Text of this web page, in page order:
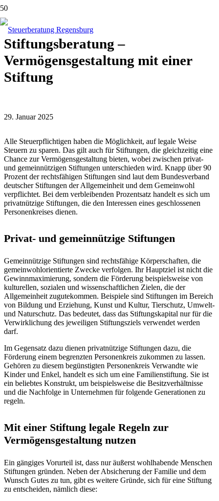
Stiftungsberatung –
Vermögensgestaltung mit einer
Stiftung
29. Januar 2025
Alle Steuerpflichtigen haben die Möglichkeit, auf legale Weise
Steuern zu sparen. Das gilt auch für Stiftungen, die gleichzeitig eine
Chance zur Vermögensgestaltung bieten, wobei zwischen privat-
und gemeinnützigen Stiftungen unterschieden wird. Knapp über 90
Prozent der rechtsfähigen Stiftungen sind laut dem Bundesverband
deutscher Stiftungen der Allgemeinheit und dem Gemeinwohl
verpflichtet. Bei dem verbleibenden Prozentsatz handelt es sich um
privatnützige Stiftungen, die den Interessen eines geschlossenen
Personenkreises dienen.
Privat- und gemeinnützige Stiftungen
Gemeinnützige Stiftungen sind rechtsfähige Körperschaften, die
gemeinwohlorientierte Zwecke verfolgen. Ihr Hauptziel ist nicht die
Gewinnmaximierung, sondern die Förderung beispielsweise von
kulturellen, sozialen und wissenschaftlichen Zielen, die der
Allgemeinheit zugutekommen. Beispiele sind Stiftungen im Bereich
von Bildung und Erziehung, Kunst und Kultur, Tierschutz, Umwelt-
und Naturschutz. Das bedeutet, dass das Stiftungskapital nur für die
Verwirklichung des jeweiligen Stiftungsziels verwendet werden
darf.
Im Gegensatz dazu dienen privatnützige Stiftungen dazu, die
Förderung einem begrenzten Personenkreis zukommen zu lassen.
Gehören zu diesem begünstigten Personenkreis Verwandte wie
Kinder und Enkel, handelt es sich um eine Familienstiftung. Sie ist
ein beliebtes Konstrukt, um beispielsweise die Besitzverhältnisse
und die Nachfolge in Unternehmen für folgende Generationen zu
regeln.
Mit einer Stiftung legale Regeln zur
Vermögensgestaltung nutzen
Ein gängiges Vorurteil ist, dass nur äußerst wohlhabende Menschen
Stiftungen gründen. Neben der Absicherung der Familie und dem
Wunsch Gutes zu tun, gibt es weitere Gründe, sich für eine Stiftung
zu entscheiden, nämlich diese: